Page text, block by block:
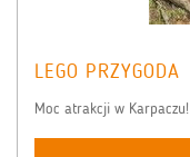
LEGO PRZYGODA
Moc atrakcji w Karpaczu!